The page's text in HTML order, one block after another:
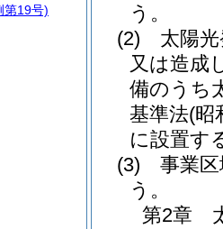
う。
(2)
太陽
又は造成
備のうち
基準法(昭
に設置す
(3)
事業
う。
第2章
第19号)